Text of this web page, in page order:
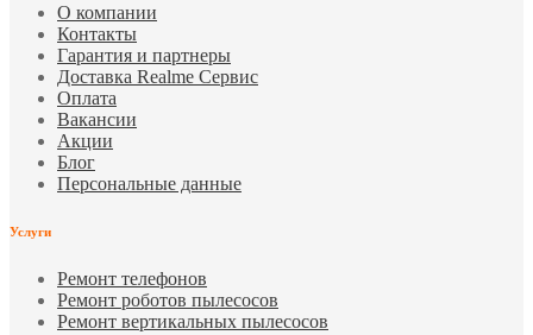
О компании
Контакты
Гарантия и партнеры
Доставка Realme Сервис
Оплата
Вакансии
Акции
Блог
Персональные данные
Услуги
Ремонт телефонов
Ремонт роботов пылесосов
Ремонт вертикальных пылесосов